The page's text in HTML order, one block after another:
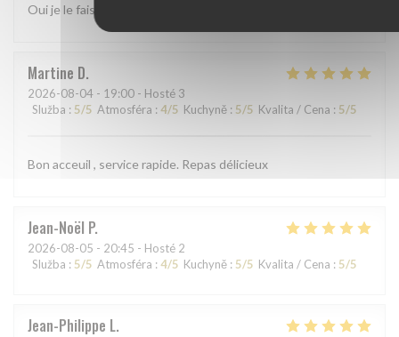
Oui je le fais
Martine D
2026-08-04 - 19:00 - Hosté 3
Služba : 5/5 Atmosféra : 4/5 Kuchyně : 5/5 Kvalita / Cena : 5/5
Bon acceuil , service rapide. Repas délicieux
Jean-Noël P
2026-08-05 - 20:45 - Hosté 2
Služba : 5/5 Atmosféra : 4/5 Kuchyně : 5/5 Kvalita / Cena : 5/5
Jean-Philippe L